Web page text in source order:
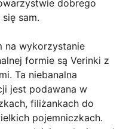
dobrego
sam.
na wykorzystanie
formie są Verinki z
Ta niebanalna
jest podawana w
filiżankach do
pojemniczkach.